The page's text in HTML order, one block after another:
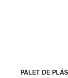
PALET DE